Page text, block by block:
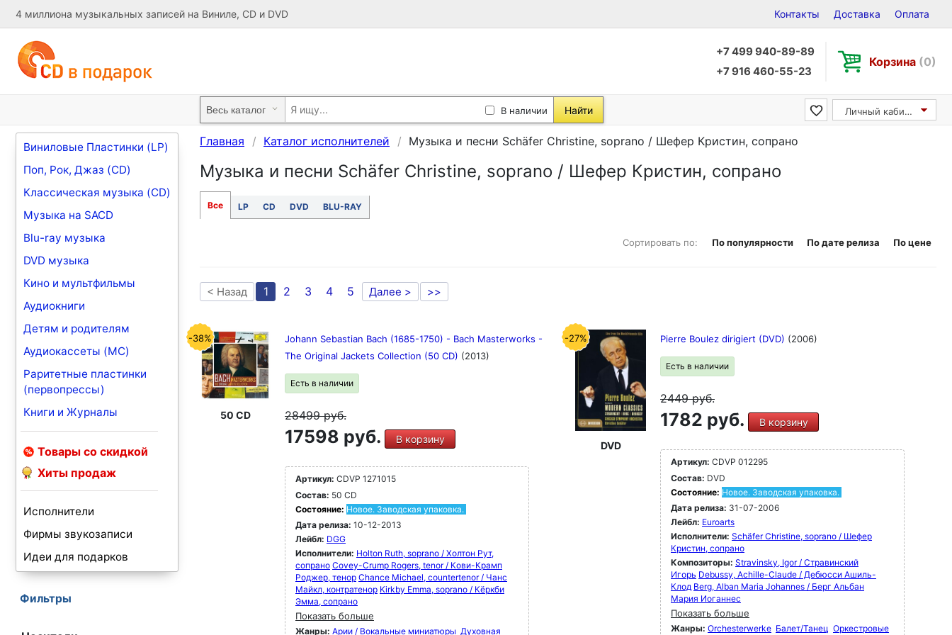
4 миллиона музыкальных записей на Виниле, CD и DVD Контакты Доставка Оплата
+7 499 940-89-89
+7 916 460-55-23
Корзина (0)
В наличии Найти Личный кабинет
Виниловые Пластинки (LP)
Поп, Рок, Джаз (CD)
Классическая музыка (CD)
Музыка на SACD
Blu-ray музыка
DVD музыка
Кино и мультфильмы
Аудиокниги
Детям и родителям
Аудиокассеты (MC)
Раритетные пластинки
(первопрессы)
Книги и Журналы
Товары со скидкой
Хиты продаж
Исполнители
Фирмы звукозаписи
Идеи для подарков
Фильтры
Главная Каталог исполнителей Музыка и песни Schäfer Christine, soprano / Шефер Кристин, сопрано
Музыка и песни Schäfer Christine, soprano / Шефер Кристин, сопрано
Все LP CD DVD BLU-RAY
Сортировать по: По популярности По дате релиза По цене
< Назад 1 2 3 4 5 Далее > >>
-38%
50 CD
Johann Sebastian Bach (1685-1750) - Bach Masterworks -
The Original Jackets Collection (50 CD) (2013)
Есть в наличии
28499руб.
17598 руб. В корзину
Артикул: CDVP 1271015
Состав: 50 CD
Состояние: Новое. Заводская упаковка.
Дата релиза: 10-12-2013
Лейбл: DGG
Исполнители: Holton Ruth, soprano / Холтон Рут,
сопрано Covey-Crump Rogers, tenor / Кови-Крамп
Роджер, тенор Chance Michael, countertenor / Чанс
Майкл, контратенор Kirkby Emma, soprano / Кёркби
Эмма, сопрано
Показать больше
Жанры: Арии / Вокальные миниатюры Духовная
-27%
DVD
Pierre Boulez dirigiert (DVD) (2006)
Есть в наличии
2449руб.
1782 руб. В корзину
Артикул: CDVP 012295
Состав: DVD
Состояние: Новое. Заводская упаковка.
Дата релиза: 31-07-2006
Лейбл: Euroarts
Исполнители: Schäfer Christine, soprano / Шефер
Кристин, сопрано
Композиторы: Stravinsky, Igor / Стравинский
Игорь Debussy, Achille-Claude / Дебюсси Ашиль-
Клод Berg, Alban Maria Johannes / Берг Альбан
Мария Иоганнес
Показать больше
Жанры: Orchesterwerke Балет/Танец Оркестровые